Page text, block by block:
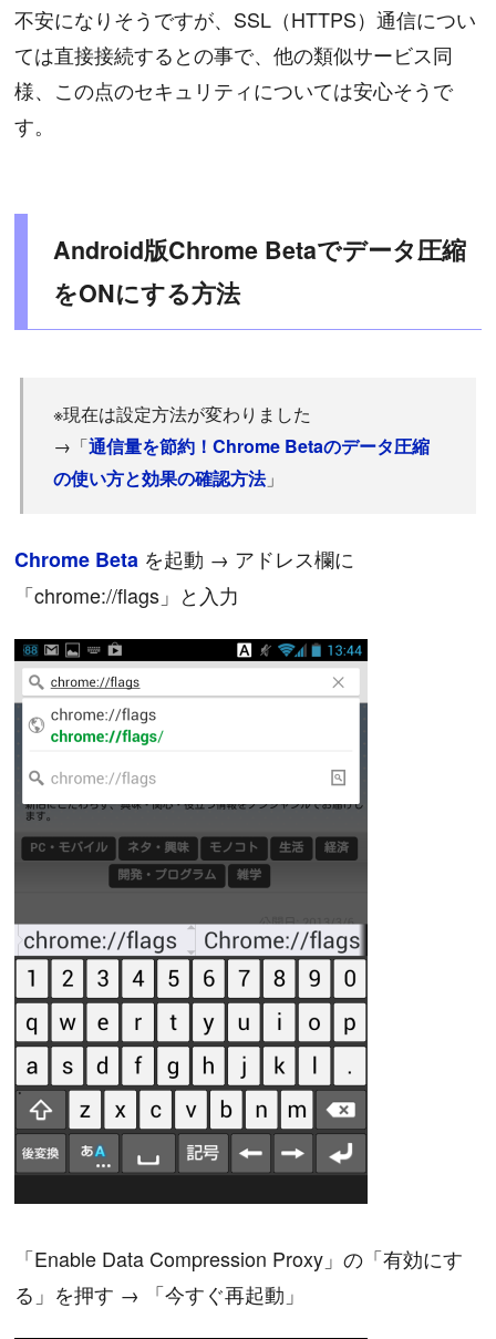
不安になりそうですが、SSL（HTTPS）通信につい
ては直接接続するとの事で、他の類似サービス同
様、この点のセキュリティについては安心そうで
す。
Android版Chrome Betaでデータ圧縮
をONにする方法
※現在は設定方法が変わりました
→「通信量を節約！Chrome Betaのデータ圧縮
の使い方と効果の確認方法」
Chrome Beta を起動 → アドレス欄に
「chrome://flags」と入力
「Enable Data Compression Proxy」の「有効にす
る」を押す → 「今すぐ再起動」